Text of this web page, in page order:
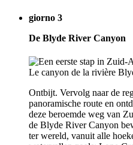
giorno 3
De Blyde River Canyon
Ontbijt. Vervolg naar de
panoramische route en
deze beroemde weg van
de Blyde River Canyon
ter wereld, vanuit alle